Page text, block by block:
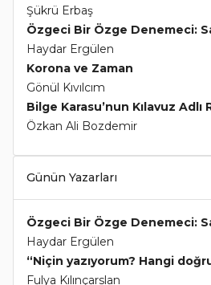
Şükrü Erbaş
Özgeci Bir Özge Denemeci:
Haydar Ergülen
Korona ve Zaman
Gönül Kıvılcım
Bilge Karasu’nun Kılavuz Adlı
Özkan Ali Bozdemir
Günün Yazarları
Özgeci Bir Özge Denemeci:
Haydar Ergülen
“Niçin yazıyorum? Hangi
Fulya Kılınçarslan